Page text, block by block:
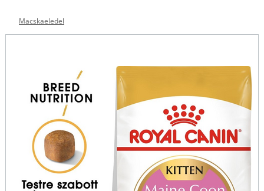
Macskaeledel